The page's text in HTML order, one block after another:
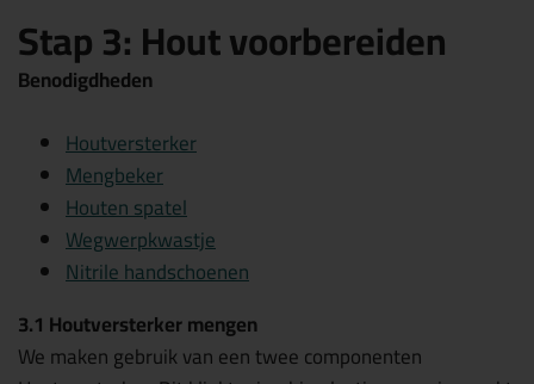
Stap 3: Hout voorbereiden
Benodigdheden
Houtversterker
Mengbeker
Houten spatel
Wegwerpkwastje
Nitrile handschoenen
3.1 Houtversterker mengen
We maken gebruik van een twee componenten